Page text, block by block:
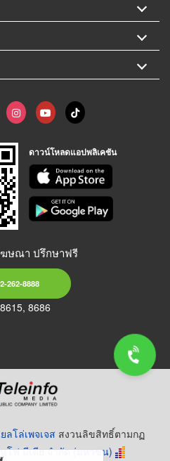
ดาวน์โหลดแอปพลิเคชัน
ฆษณา ปรึกษาฟรี
262-8888
8686
ลโล่เพจเจส สงวนลิขสิทธิ์ตามกฏ
โฟ มีเดีย จำกัด (มหาชน)